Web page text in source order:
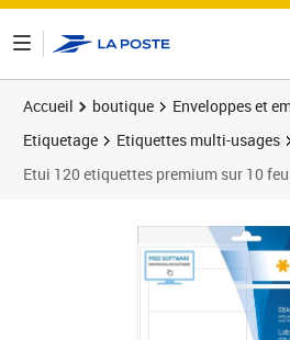
Accueil boutique
Enveloppes et
Etiquetage
Etiquettes multi-usages
Etui 120 etiquettes premium sur 10